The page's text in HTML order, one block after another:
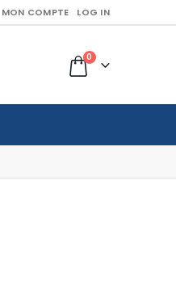
MON COMPTE LOG IN
0